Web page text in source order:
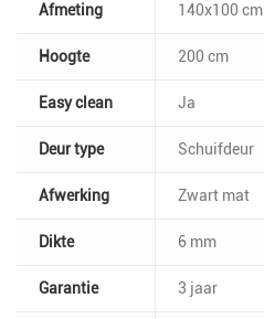
Afmeting 140x100 cm
Hoogte 200 cm
Easy clean Ja
Deur type Schuifdeur
Afwerking Zwart mat
Dikte 6 mm
Garantie 3 jaar